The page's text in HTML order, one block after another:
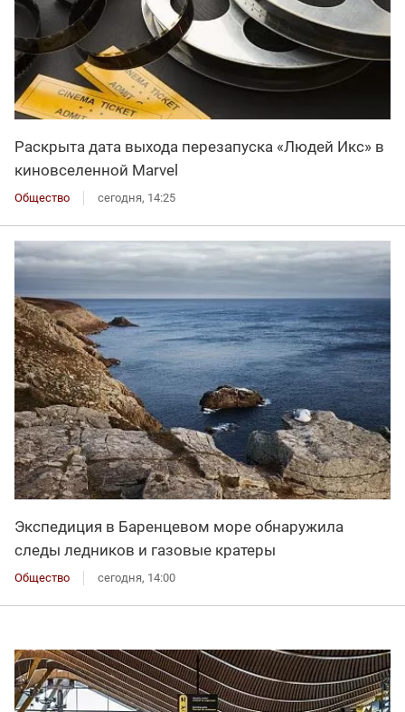
Раскрыта дата выхода перезапуска «Людей Икс» в
киновселенной Marvel
Общество сегодня, 14:25
Экспедиция в Баренцевом море обнаружила
следы ледников и газовые кратеры
Общество сегодня, 14:00